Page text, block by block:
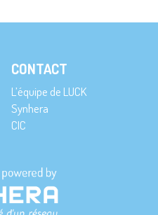
CONTACT
L’équipe de LUCK
Synhera
CIC